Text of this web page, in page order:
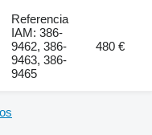
Referencia
IAM: 386-
9462, 386-
9463, 386-
9465
480 €